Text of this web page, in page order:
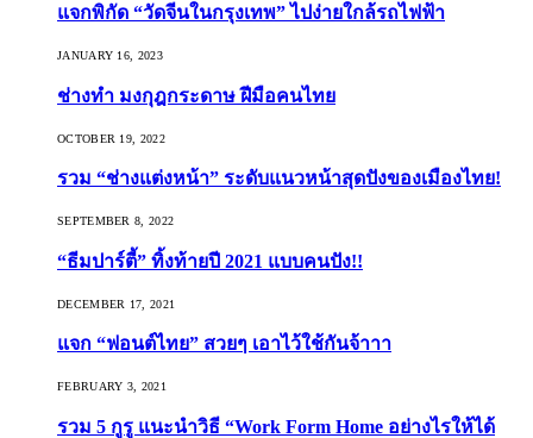
แจกพิกัด “วัดจีนในกรุงเทพ” ไปง่ายใกล้รถไฟฟ้า
JANUARY 16, 2023
ช่างทำ มงกุฎกระดาษ ฝีมือคนไทย
OCTOBER 19, 2022
รวม “ช่างแต่งหน้า” ระดับแนวหน้าสุดปังของเมืองไทย!
SEPTEMBER 8, 2022
“ธีมปาร์ตี้” ทิ้งท้ายปี 2021 แบบคนปัง!!
DECEMBER 17, 2021
แจก “ฟอนต์ไทย” สวยๆ เอาไว้ใช้กันจ้าาา
FEBRUARY 3, 2021
รวม 5 กูรู แนะนำวิธี “Work Form Home อย่างไรให้ได้